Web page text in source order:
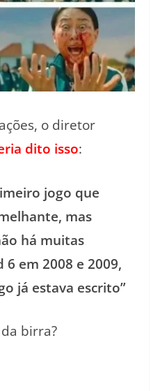
o diretor
dito isso:
jogo que
mas
há muitas
6 em 2008 e 2009,
já estava escrito”
birra?